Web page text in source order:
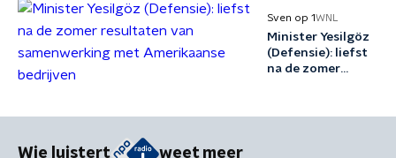
Sven op 1WNL
Minister Yesilgöz
(Defensie): liefst
na de zomer
met Amerikaanse
Wie luistert weet meer